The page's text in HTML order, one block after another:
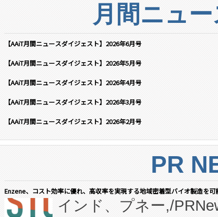
月間ニュ
【AAiT月間ニュースダイジェスト】2026年6月号
【AAiT月間ニュースダイジェスト】2026年5月号
【AAiT月間ニュースダイジェスト】2026年4月号
【AAiT月間ニュースダイジェスト】2026年3月号
【AAiT月間ニュースダイジェスト】2026年2月号
PR
Enzene、コスト効率に優れ、高収率を実現する地域密着型バイオ製造を
インド、プネー,/